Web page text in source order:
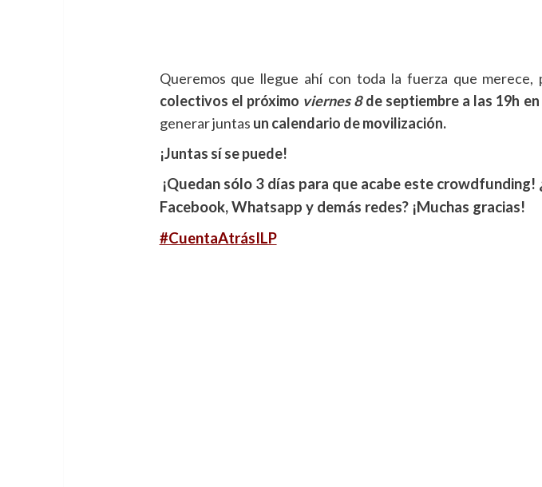
Queremos que llegue ahí con toda la fuerza que merece,
colectivos el próximo viernes 8de septiembre a las 19h en
generar juntas un calendario de movilización.
¡Juntas sí se puede!
¡Quedan sólo 3 días para que acabe este
Facebook, Whatsapp y demás redes? ¡Muchas gracias!
#CuentaAtrásILP